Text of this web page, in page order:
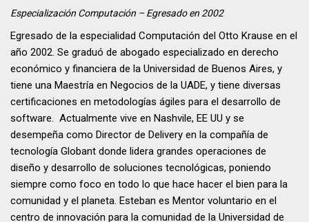
Especialización Computación – Egresado en 2002
Egresado de la especialidad Computación del Otto Krause en el
año 2002. Se graduó de abogado especializado en derecho
económico y financiera de la Universidad de Buenos Aires, y
tiene una Maestría en Negocios de la UADE, y tiene diversas
certificaciones en metodologías ágiles para el desarrollo de
software. Actualmente vive en Nashvile, EE UU y se
desempeña como Director de Delivery en la compañía de
tecnología Globant donde lidera grandes operaciones de
diseño y desarrollo de soluciones tecnológicas, poniendo
siempre como foco en todo lo que hace hacer el bien para la
comunidad y el planeta. Esteban es Mentor voluntario en el
centro de innovación para la comunidad de la Universidad de